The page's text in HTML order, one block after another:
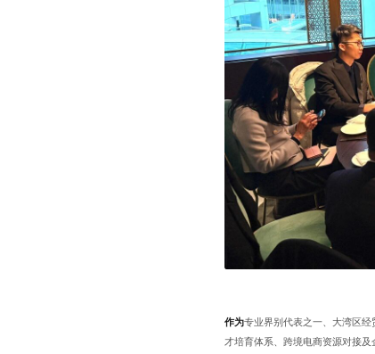
作为专业界别代表之一、大湾区经
才培育体系、跨境电商资源对接